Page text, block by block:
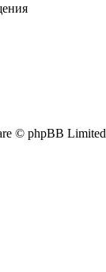
© phpBB Limited